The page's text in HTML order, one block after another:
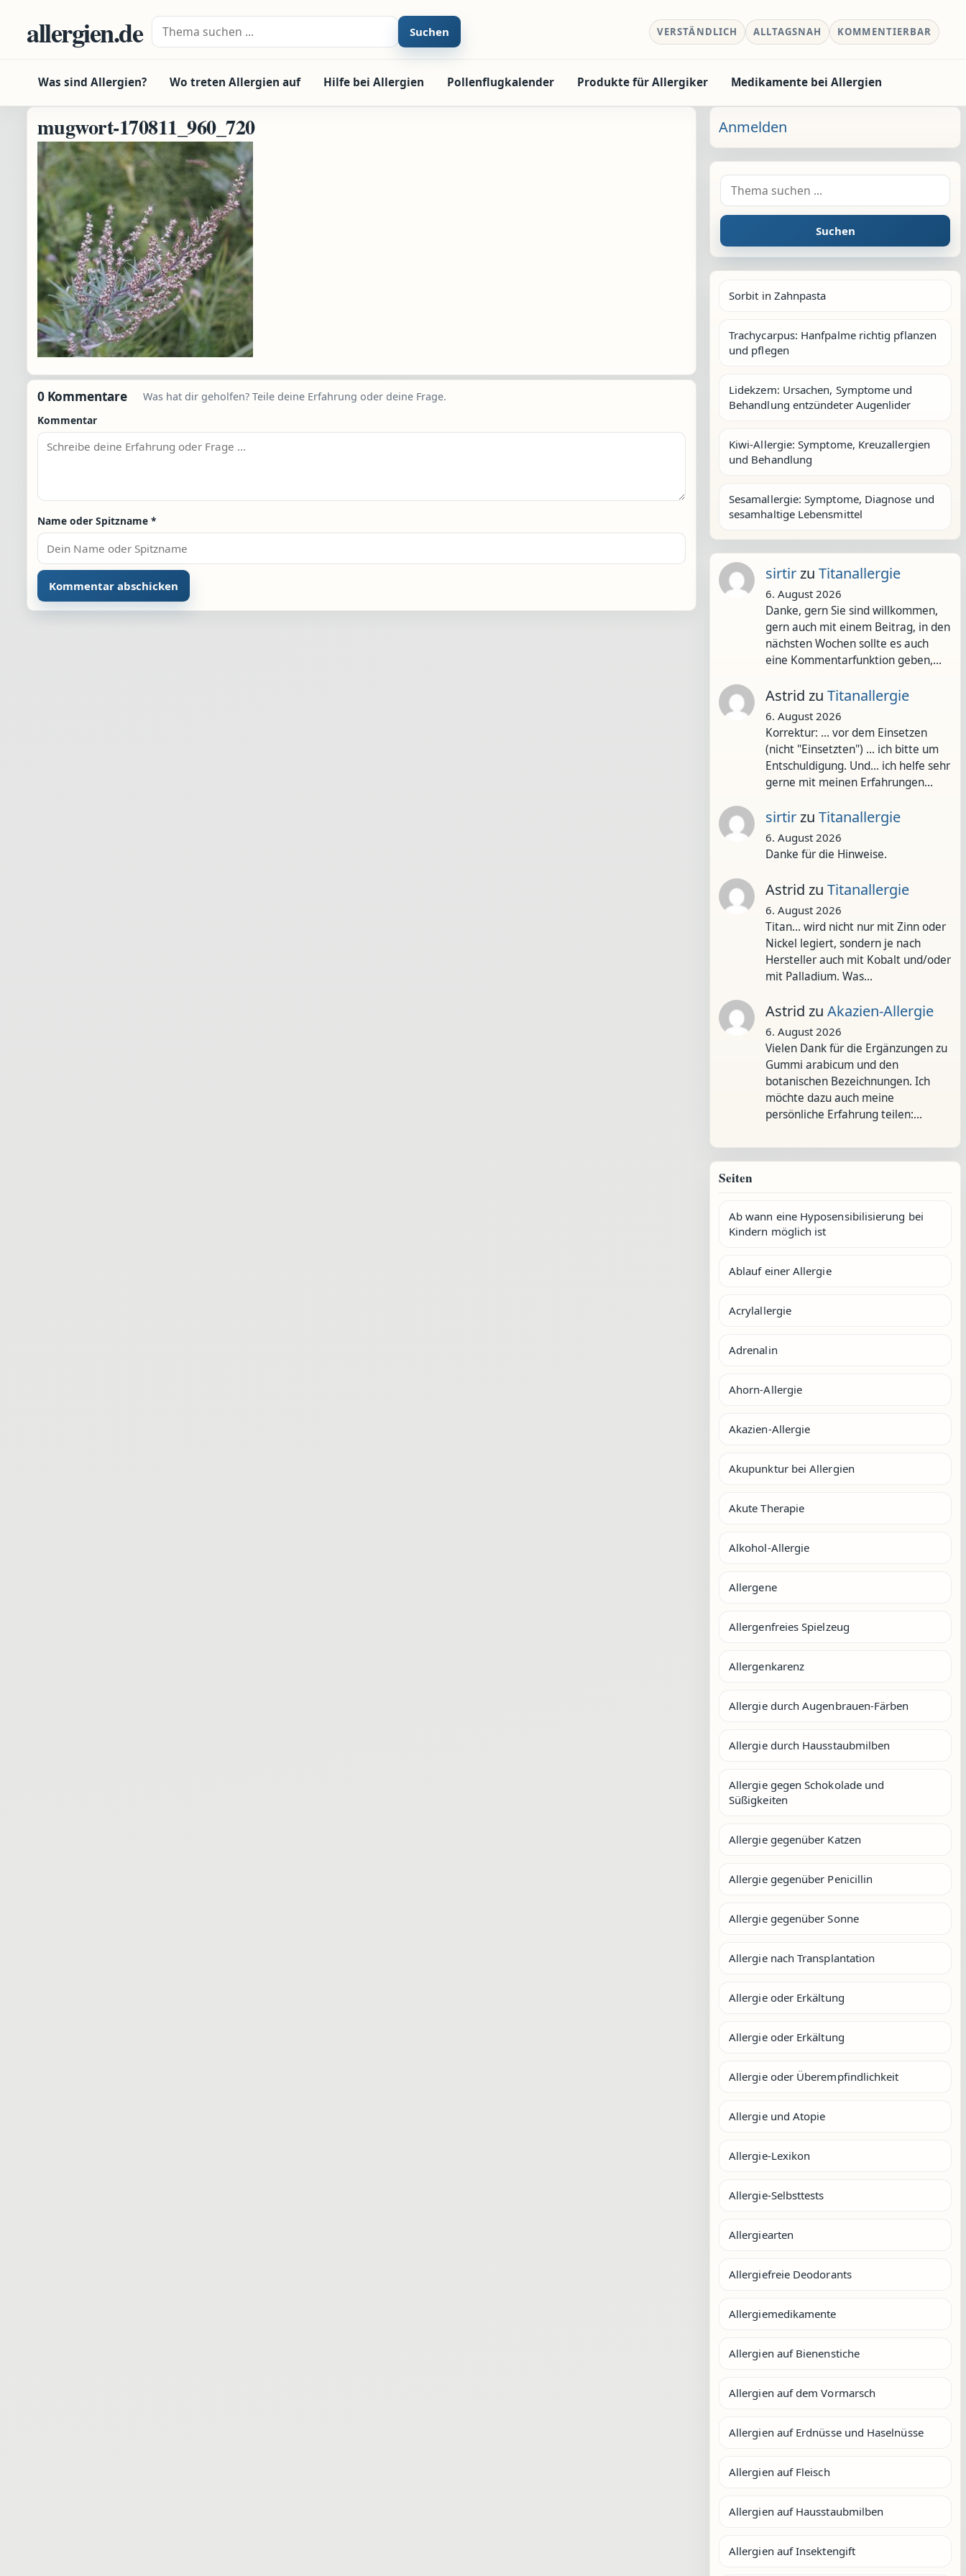
allergien.de Suche nach: Suchen VERSTÄNDLICH ALLTAGSNAH KOMMENTIERBAR
Was sind Allergien? Wo treten Allergien auf Hilfe bei Allergien Pollenflugkalender Produkte für Allergiker Medikamente bei Allergien
mugwort-170811_960_720
0 Kommentare
Was hat dir geholfen? Teile deine Erfahrung oder deine Frage.
Kommentar
Name oder Spitzname *
Anmelden
Suche nach:
Suchen
Sorbit in Zahnpasta
Trachycarpus: Hanfpalme richtig pflanzen
und pflegen
Lidekzem: Ursachen, Symptome und
Behandlung entzündeter Augenlider
Kiwi-Allergie: Symptome, Kreuzallergien
und Behandlung
Sesamallergie: Symptome, Diagnose und
sesamhaltige Lebensmittel
sirtirzu Titanallergie
6. August 2026
Danke, gern Sie sind willkommen,
gern auch mit einem Beitrag, in den
nächsten Wochen sollte es auch
eine Kommentarfunktion geben,…
Astrid zu Titanallergie
6. August 2026
Korrektur: ... vor dem Einsetzen
(nicht "Einsetzten") ... ich bitte um
Entschuldigung. Und... ich helfe sehr
gerne mit meinen Erfahrungen…
sirtirzu Titanallergie
6. August 2026
Danke für die Hinweise.
Astrid zu Titanallergie
6. August 2026
Titan... wird nicht nur mit Zinn oder
Nickel legiert, sondern je nach
Hersteller auch mit Kobalt und/oder
mit Palladium. Was…
Astrid zu Akazien-Allergie
6. August 2026
Vielen Dank für die Ergänzungen zu
Gummi arabicum und den
botanischen Bezeichnungen. Ich
möchte dazu auch meine
persönliche Erfahrung teilen:…
Seiten
Ab wann eine Hyposensibilisierung bei
Kindern möglich ist
Ablauf einer Allergie
Acrylallergie
Adrenalin
Ahorn-Allergie
Akazien-Allergie
Akupunktur bei Allergien
Akute Therapie
Alkohol-Allergie
Allergene
Allergenfreies Spielzeug
Allergenkarenz
Allergie durch Augenbrauen-Färben
Allergie durch Hausstaubmilben
Allergie gegen Schokolade und
Süßigkeiten
Allergie gegenüber Katzen
Allergie gegenüber Penicillin
Allergie gegenüber Sonne
Allergie nach Transplantation
Allergie oder Erkältung
Allergie oder Erkältung
Allergie oder Überempfindlichkeit
Allergie und Atopie
Allergie-Lexikon
Allergie-Selbsttests
Allergiearten
Allergiefreie Deodorants
Allergiemedikamente
Allergien auf Bienenstiche
Allergien auf dem Vormarsch
Allergien auf Erdnüsse und Haselnüsse
Allergien auf Fleisch
Allergien auf Hausstaubmilben
Allergien auf Insektengift